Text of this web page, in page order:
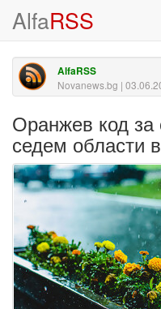
AlfaRSS
AlfaRSS
Novanews.bg |
Оранжев код
седем области